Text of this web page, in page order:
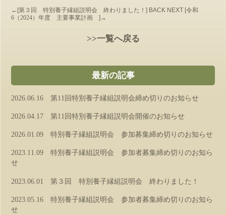
有
←[第３回 特別養子縁組説明会 終わりました！] BACK NEXT [令和
6（2024）年度 主要事業計画]→
>>一覧へ戻る
最新の記事
2026.06.16 第11回特別養子縁組説明会締め切りのお知らせ
2026.04.17 第11回特別養子縁組説明会開催のお知らせ
2026.01.09 特別養子縁組説明会 参加募集締め切りのお知らせ
2023.11.09 特別養子縁組説明会 参加者募集締め切りのお知ら
せ
2023.06.01 第３回 特別養子縁組説明会 終わりました！
2023.05.16 特別養子縁組説明会 参加者募集締め切りのお知ら
せ